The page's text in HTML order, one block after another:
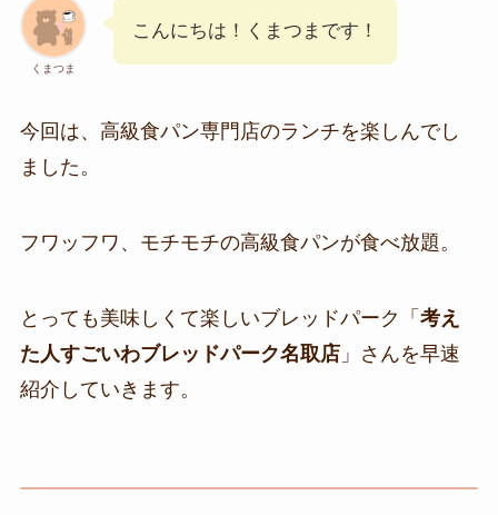
くまつま
こんにちは！くまつまです！
今回は、高級食パン専門店のランチを楽しんでし
ました。
フワッフワ、モチモチの高級食パンが食べ放題。
とっても美味しくて楽しいブレッドパーク「 考え
た人すごいわブレッドパーク名取店」さんを早速
紹介していきます。